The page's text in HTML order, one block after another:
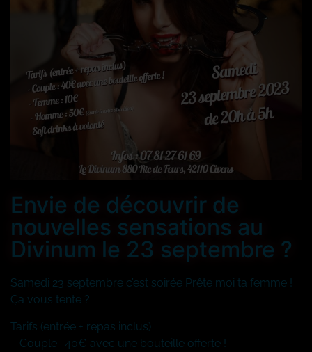
Envie de découvrir de
nouvelles sensations au
Divinum le 23 septembre ?
Samedi 23 septembre c’est soirée Prête moi ta femme !
Ça vous tente ?
Tarifs (entrée + repas inclus)
– Couple : 40€ avec une bouteille offerte !